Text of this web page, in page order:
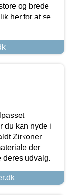
og brede
her for at se
du kan nyde i
Zirkoner
der
deres udvalg.